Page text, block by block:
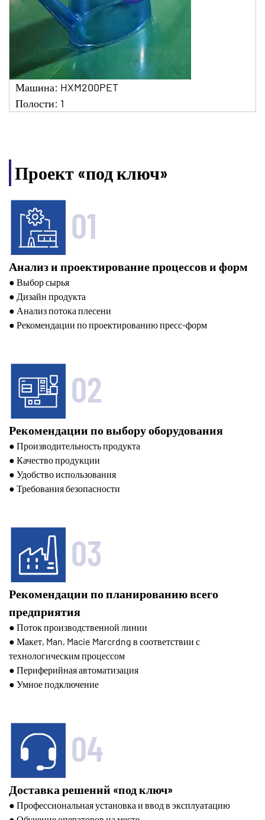
Машина: HXM200PET
Полости: 1
Проект «под ключ»
01
Анализ и проектирование процессов и форм
● Выбор сырья
● Дизайн продукта
● Анализ потока плесени
● Рекомендации по проектированию пресс-форм
02
Рекомендации по выбору оборудования
● Производительность продукта
● Качество продукции
● Удобство использования
● Требования безопасности
03
Рекомендации по планированию всего
предприятия
● Поток производственной линии
● Макет, Man, Macie Marcrdng в соответствии с
технологическим процессом
● Периферийная автоматизация
● Умное подключение
04
Доставка решений «под ключ»
● Профессиональная установка и ввод в эксплуатацию